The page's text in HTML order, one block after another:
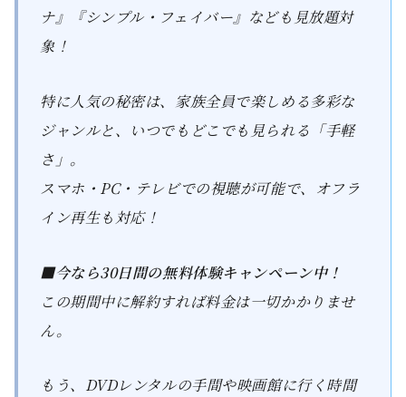
ナ』『シンプル・フェイバー』なども見放題対
象！
特に人気の秘密は、家族全員で楽しめる多彩な
ジャンルと、いつでもどこでも見られる「手軽
さ」。
スマホ・PC・テレビでの視聴が可能で、オフラ
イン再生も対応！
■今なら30日間の無料体験キャンペーン中！
この期間中に解約すれば料金は一切かかりませ
ん。
もう、DVDレンタルの手間や映画館に行く時間